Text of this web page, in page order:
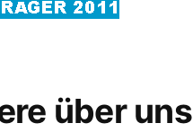
über uns